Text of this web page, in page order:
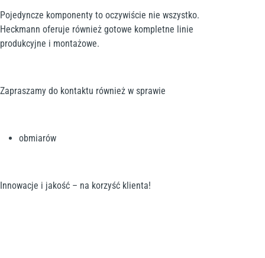
Pojedyncze komponenty to oczywiście nie wszystko.
Heckmann oferuje również gotowe kompletne linie
produkcyjne i montażowe.
Zapraszamy do kontaktu również w sprawie
obmiarów
Innowacje i jakość – na korzyść klienta!